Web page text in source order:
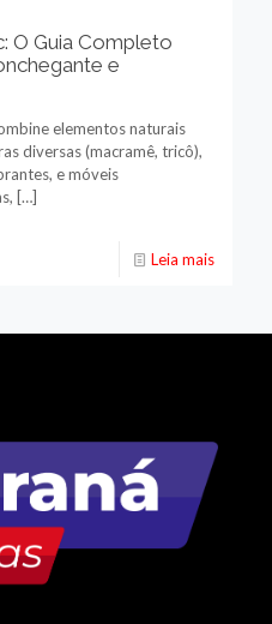
O Guia Completo
e
elementos naturais
diversas (macramê, tricô),
e móveis
[…]
Leia mais